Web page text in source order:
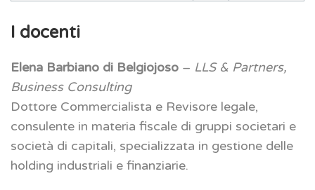
I docenti
Elena Barbiano di Belgiojoso – LLS & Partners,
Business Consulting
Dottore Commercialista e Revisore legale,
consulente in materia fiscale di gruppi societari e
società di capitali, specializzata in gestione delle
holding industriali e finanziarie.